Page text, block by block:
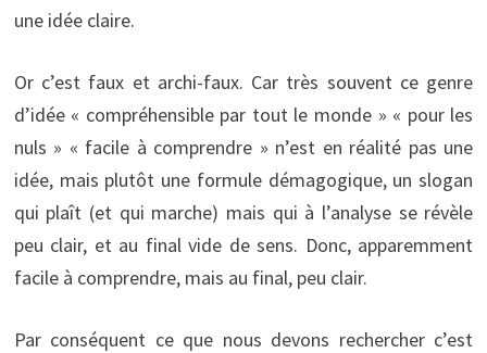
une idée claire.
Or c’est faux et archi-faux. Car très souvent ce genre
d’idée « compréhensible par tout le monde » « pour les
nuls » « facile à comprendre » n’est en réalité pas une
idée, mais plutôt une formule démagogique, un slogan
qui plaît (et qui marche) mais qui à l’analyse se révèle
peu clair, et au final vide de sens. Donc, apparemment
facile à comprendre, mais au final, peu clair.
Par conséquent ce que nous devons rechercher c’est